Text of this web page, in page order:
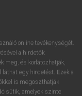
A szótár 2 órás,
regisztrálok és
online tevékenységét.
a hirdetők
meg, és korlátozhatják,
láthat egy hirdetést. Ezek a
is megoszthatják
sütik, amelyek szinte